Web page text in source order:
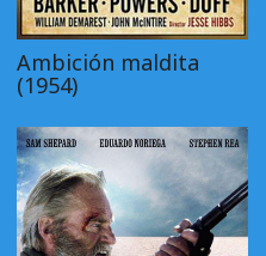
Ambición maldita
(1954)